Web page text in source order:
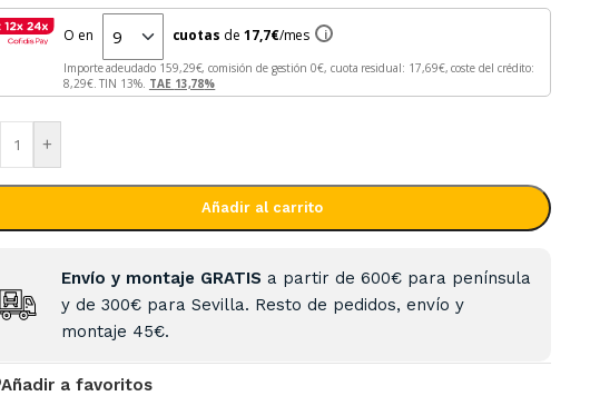
O en cuotas de 17,7€/mes i
Importe adeudado 159,29 €, comisión de gestión0 €, cuota residual: 17,69
€, coste del crédito:
8,29€. TIN 13%. TAE 13,78%
+
Añadir al carrito
Envío y montaje GRATIS a partir de 600€ para península
y de 300€ para Sevilla. Resto de pedidos, envío y
montaje 45€.
Añadir a favoritos